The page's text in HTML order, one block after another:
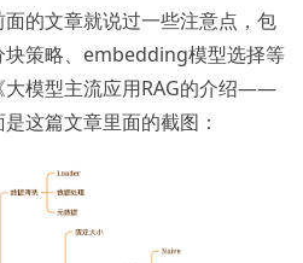
的文章就说过一些注意点，包
块策略、embedding模型选择等
大模型主流应用RAG的介绍——
这篇文章里面的截图：